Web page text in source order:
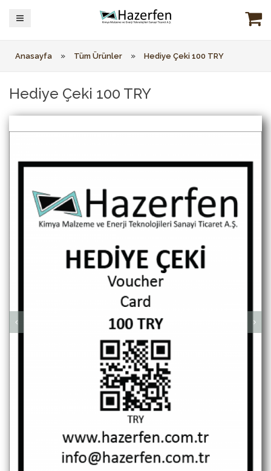
Anasayfa » Tüm Ürünler » Hediye Çeki 100 TRY
Hediye Çeki 100 TRY